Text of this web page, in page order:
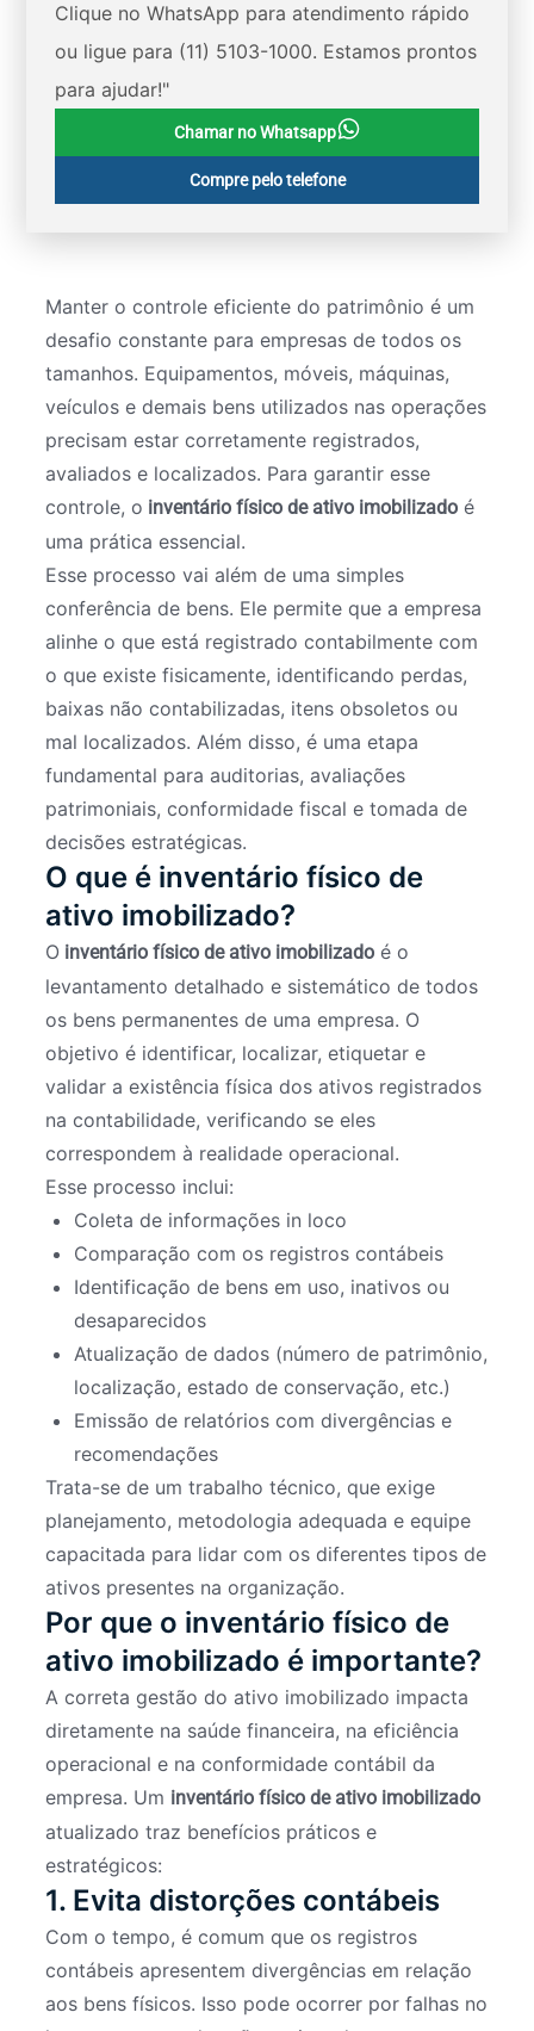
Clique no WhatsApp para atendimento rápido
ou ligue para (11) 5103-1000. Estamos prontos
para ajudar!"
Chamar no Whatsapp
Compre pelo telefone
Manter o controle eficiente do patrimônio é um
desafio constante para empresas de todos os
tamanhos. Equipamentos, móveis, máquinas,
veículos e demais bens utilizados nas operações
precisam estar corretamente registrados,
avaliados e localizados. Para garantir esse
controle, o inventário físico de ativo imobilizado é
uma prática essencial.
Esse processo vai além de uma simples
conferência de bens. Ele permite que a empresa
alinhe o que está registrado contabilmente com
o que existe fisicamente, identificando perdas,
baixas não contabilizadas, itens obsoletos ou
mal localizados. Além disso, é uma etapa
fundamental para auditorias, avaliações
patrimoniais, conformidade fiscal e tomada de
decisões estratégicas.
O que é inventário físico de
ativo imobilizado?
O inventário físico de ativo imobilizado é o
levantamento detalhado e sistemático de todos
os bens permanentes de uma empresa. O
objetivo é identificar, localizar, etiquetar e
validar a existência física dos ativos registrados
na contabilidade, verificando se eles
correspondem à realidade operacional.
Esse processo inclui:
Coleta de informações in loco
Comparação com os registros contábeis
Identificação de bens em uso, inativos ou
desaparecidos
Atualização de dados (número de patrimônio,
localização, estado de conservação, etc.)
Emissão de relatórios com divergências e
recomendações
Trata-se de um trabalho técnico, que exige
planejamento, metodologia adequada e equipe
capacitada para lidar com os diferentes tipos de
ativos presentes na organização.
Por que o inventário físico de
ativo imobilizado é importante?
A correta gestão do ativo imobilizado impacta
diretamente na saúde financeira, na eficiência
operacional e na conformidade contábil da
empresa. Um inventário físico de ativo imobilizado
atualizado traz benefícios práticos e
estratégicos:
1. Evita distorções contábeis
Com o tempo, é comum que os registros
contábeis apresentem divergências em relação
aos bens físicos. Isso pode ocorrer por falhas no